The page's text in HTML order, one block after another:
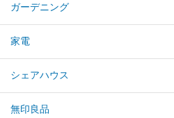
ガーデニング
家電
シェアハウス
無印良品